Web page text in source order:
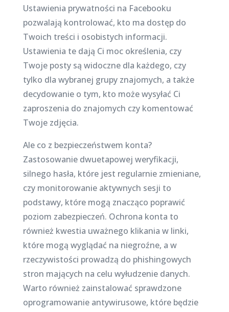
Ustawienia prywatności na Facebooku
pozwalają kontrolować, kto ma dostęp do
Twoich treści i osobistych informacji.
Ustawienia te dają Ci moc określenia, czy
Twoje posty są widoczne dla każdego, czy
tylko dla wybranej grupy znajomych, a także
decydowanie o tym, kto może wysyłać Ci
zaproszenia do znajomych czy komentować
Twoje zdjęcia.
Ale co z bezpieczeństwem konta?
Zastosowanie dwuetapowej weryfikacji,
silnego hasła, które jest regularnie zmieniane,
czy monitorowanie aktywnych sesji to
podstawy, które mogą znacząco poprawić
poziom zabezpieczeń. Ochrona konta to
również kwestia uważnego klikania w linki,
które mogą wyglądać na niegroźne, a w
rzeczywistości prowadzą do phishingowych
stron mających na celu wyłudzenie danych.
Warto również zainstalować sprawdzone
oprogramowanie antywirusowe, które będzie